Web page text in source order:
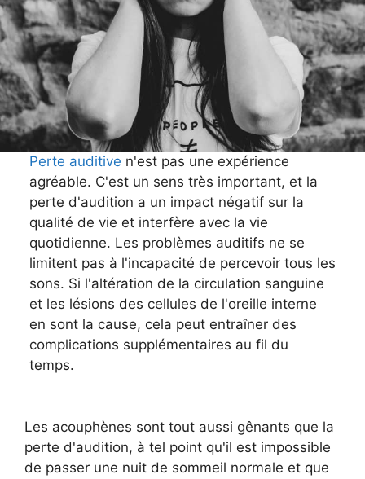
Perte auditive n'est pas une expérience
agréable. C'est un sens très important, et la
perte d'audition a un impact négatif sur la
qualité de vie et interfère avec la vie
quotidienne. Les problèmes auditifs ne se
limitent pas à l'incapacité de percevoir tous les
sons. Si l'altération de la circulation sanguine
et les lésions des cellules de l'oreille interne
en sont la cause, cela peut entraîner des
complications supplémentaires au fil du
temps.
Les acouphènes sont tout aussi gênants que la
perte d'audition, à tel point qu'il est impossible
de passer une nuit de sommeil normale et que